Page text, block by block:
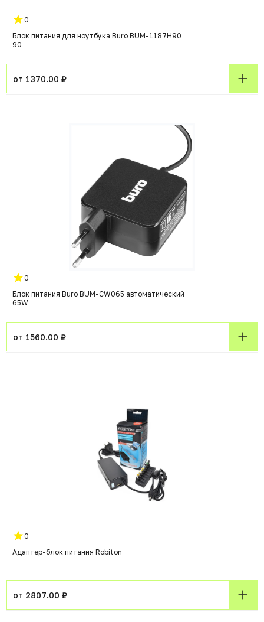
0
Блок питания для ноутбука Buro BUM-1187H90
90
от 1370.00 ₽
0
Блок питания Buro BUM-СW065 автоматический
65W
от 1560.00 ₽
0
Адаптер-блок питания Robiton
от 2807.00 ₽